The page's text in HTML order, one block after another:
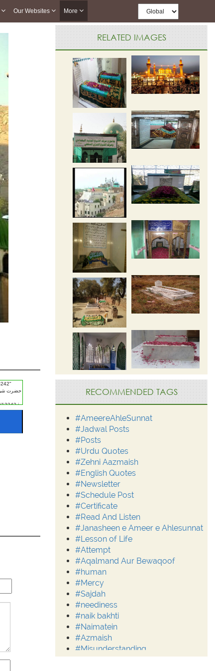
Our Websites More
RELATED IMAGES
RECOMMENDED TAGS
#AmeereAhleSunnat
#Jadwal Posts
#Posts
#Urdu Quotes
#Zehni Aazmaish
#English Quotes
#Newsletter
#Schedule Post
#Certificate
#Read And Listen
#Janasheen e Ameer e Ahlesunnat
#Lesson of Life
#Attempt
#Aqalmand Aur Bewaqoof
#human
#Mercy
#Sajdah
#neediness
#naik bakhti
#Naimatein
#Azmaish
#Misunderstanding
#Moderation